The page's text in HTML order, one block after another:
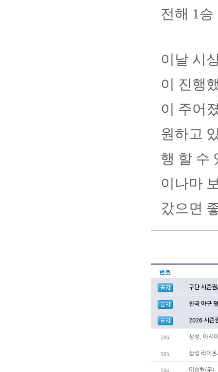
전해 1
이날 시
이 진행
이 주어
원하고
행 할 수
이나마
갔으면
번호
구단 시즌
한국 야구
2026 시즌
586 삼성, 아시
585 삼성 라이
584 이승현(우),